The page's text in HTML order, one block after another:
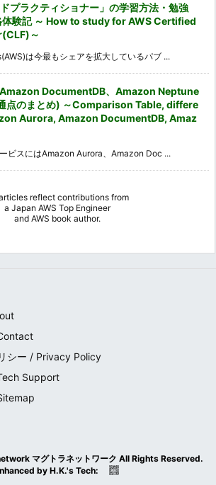
ドプラクティショナー」の学習方法・勉強
体験記 ～ How to study for AWS Certified
～
は今最もシェアを拡大しているパブ ...
DocumentDB、Amazon Neptune
点のまとめ) ～Comparison Table, differe
Aurora, Amazon DocumentDB, Amaz
ビスにはAmazon Aurora、Amazon Doc ...
reflect contributions from
a Japan AWS Top Engineer
and AWS book author.
シー / Privacy Policy
Support
マグトラネットワーク All Rights Reserved.
byH.K.'s Tech: